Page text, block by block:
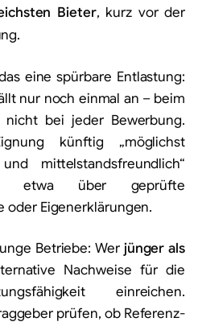
Bieter, kurz vor der
eine spürbare Entlastung:
nur noch einmal an – beim
nicht bei jeder Bewerbung.
künftig „möglichst
mittelstandsfreundlich“
etwa über geprüfte
oder Eigenerklärungen.
Betriebe: Wer jünger als
Nachweise für die
einreichen.
prüfen, ob Referenz-